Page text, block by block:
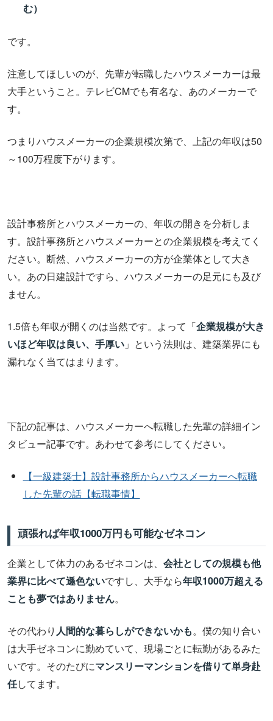
む）
です。
注意してほしいのが、先輩が転職したハウスメーカーは最
大手ということ。テレビCMでも有名な、あのメーカーで
す。
つまりハウスメーカーの企業規模次第で、上記の年収は50
～100万程度下がります。
設計事務所とハウスメーカーの、年収の開きを分析しま
す。設計事務所とハウスメーカーとの企業規模を考えてく
ださい。断然、ハウスメーカーの方が企業体として大き
い。あの日建設計ですら、ハウスメーカーの足元にも及び
ません。
1.5倍も年収が開くのは当然です。よって「企業規模が大き
いほど年収は良い、手厚い 」という法則は、建築業界にも
漏れなく当てはまります。
下記の記事は、ハウスメーカーへ転職した先輩の詳細イン
タビュー記事です。あわせて参考にしてください。
【一級建築士】設計事務所からハウスメーカーへ転職
した先輩の話【転職事情】
頑張れば年収1000万円も可能なゼネコン
企業として体力のあるゼネコンは、 会社としての規模も他
業界に比べて遜色ないですし、大手なら年収1000万超える
ことも夢ではありません。
その代わり 人間的な暮らしができないかも。僕の知り合い
は大手ゼネコンに勤めていて、現場ごとに転勤があるみた
いです。そのたびにマンスリーマンションを借りて単身赴
任してます。